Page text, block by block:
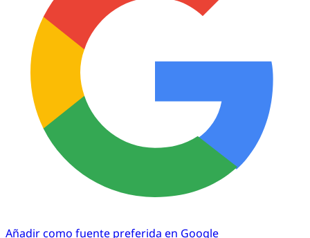
Añadir como fuente preferida en Google